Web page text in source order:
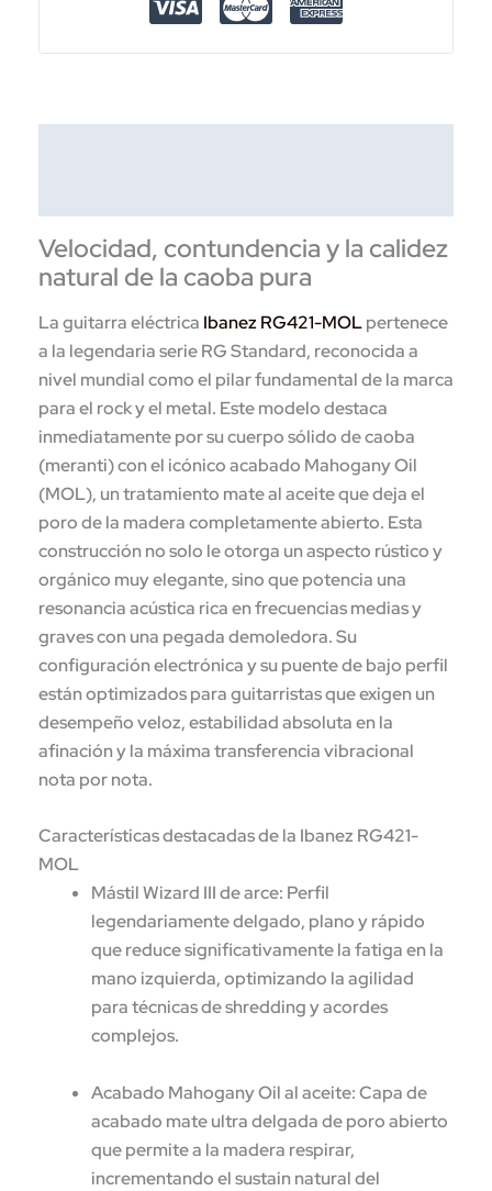
Velocidad, contundencia y la calidez
natural de la caoba pura
La guitarra eléctrica Ibanez RG421-MOLpertenece
a la legendaria serie RG Standard, reconocida a
nivel mundial como el pilar fundamental de la marca
para el rock y el metal. Este modelo destaca
inmediatamente por su cuerpo sólido de caoba
(meranti) con el icónico acabado Mahogany Oil
(MOL), un tratamiento mate al aceite que deja el
poro de la madera completamente abierto. Esta
construcción no solo le otorga un aspecto rústico y
orgánico muy elegante, sino que potencia una
resonancia acústica rica en frecuencias medias y
graves con una pegada demoledora. Su
configuración electrónica y su puente de bajo perfil
están optimizados para guitarristas que exigen un
desempeño veloz, estabilidad absoluta en la
afinación y la máxima transferencia vibracional
nota por nota.
Características destacadas de la Ibanez RG421-
MOL
Mástil Wizard III de arce: Perfil
legendariamente delgado, plano y rápido
que reduce significativamente la fatiga en la
mano izquierda, optimizando la agilidad
para técnicas de shredding y acordes
complejos.
Acabado Mahogany Oil al aceite:Capa de
acabado mate ultra delgada de poro abierto
que permite a la madera respirar,
incrementando el sustain natural del